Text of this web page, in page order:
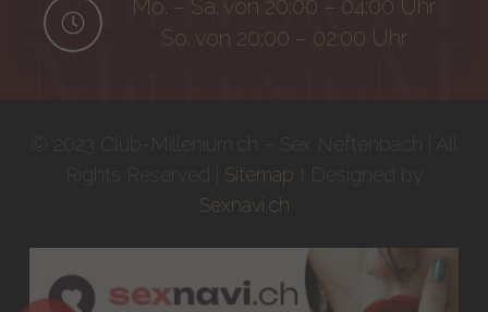
Mo. – Sa. von 20:00 – 04:00 Uhr
So. von 20:00 – 02:00 Uhr
Sitemap
Sexnavi.ch